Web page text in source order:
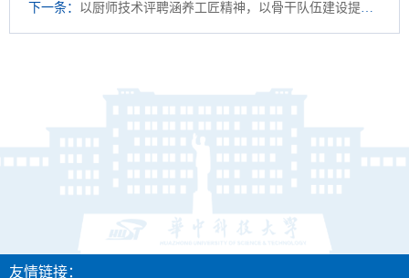
下一条： 以厨师技术评聘涵养工匠精神，以骨干队伍建设提升保障服务
友情链接：